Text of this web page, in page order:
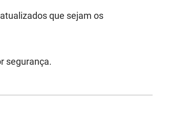
que sejam os
segurança.